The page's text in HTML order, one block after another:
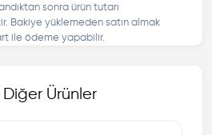
sonra ürün tutarı
Bakiye yüklemeden satın almak
ile ödeme yapabilir.
Ürünler